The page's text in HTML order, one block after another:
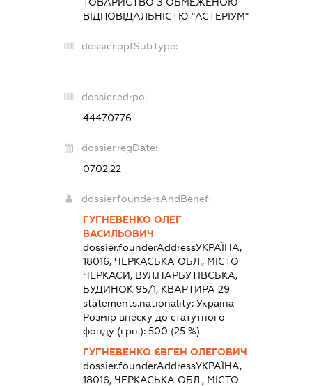
ВІДПОВІДАЛЬНІСТЮ "АСТЕРІУМ"
dossier.opfSubType:
-
dossier.edrpo:
44470776
dossier.regDate:
07.02.22
dossier.foundersAndBenef:
ГУГНЕВЕНКО ОЛЕГ
ВАСИЛЬОВИЧ
dossier.founderAddressУКРАЇНА,
18016, ЧЕРКАСЬКА ОБЛ., МІСТО
ЧЕРКАСИ, ВУЛ.НАРБУТІВСЬКА,
БУДИНОК 95/1, КВАРТИРА 29
statements.nationality: Україна
Розмір внеску до статутного
фонду (грн.): 500 (25 %)
ГУГНЕВЕНКО ЄВГЕН ОЛЕГОВИЧ
dossier.founderAddressУКРАЇНА,
18016, ЧЕРКАСЬКА ОБЛ., МІСТО